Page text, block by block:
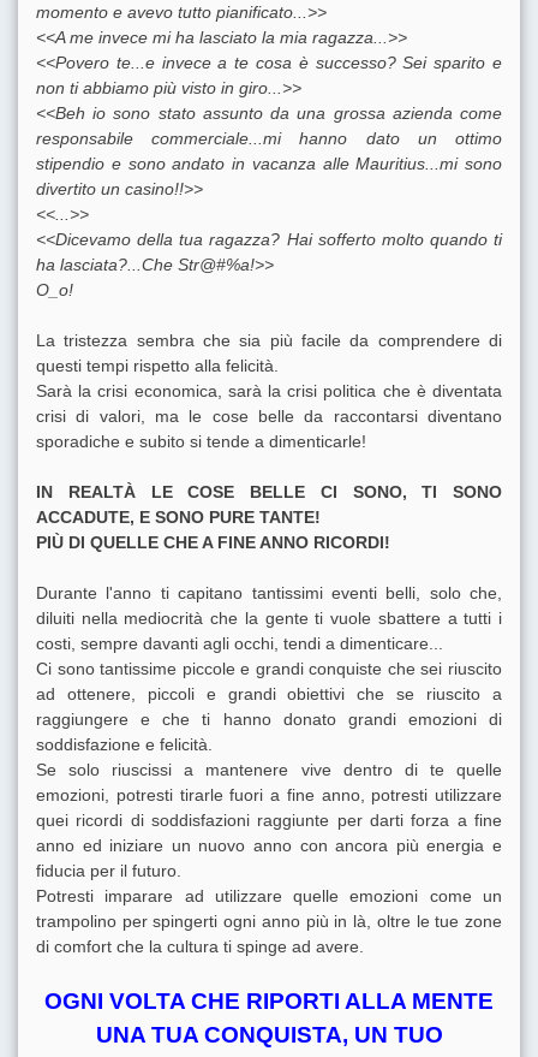
momento e avevo tutto pianificato...>>
<<A me invece mi ha lasciato la mia ragazza...>>
<<Povero te...einvece a te cosa è successo? Sei sparito e
non ti abbiamo più visto in giro...>>
<<Beh io sono stato assunto da una grossa azienda come
responsabilecommerciale...mihanno dato un ottimo
stipendio e sono andato in vacanza alleMauritius...misono
divertito un casino!!>>
<<...>>
<<Dicevamo della tua ragazza? Hai sofferto molto quando ti
ha lasciata?...Che Str@#%a!>>
O_o!
La tristezza sembra che sia più facile da comprendere di
questi tempi rispetto alla felicità.
Sarà la crisi economica, sarà la crisi politica che è diventata
crisi di valori, ma le cose belle da raccontarsi diventano
sporadiche e subito si tende a dimenticarle!
IN REALTÀ LE COSE BELLE CI SONO, TI SONO
ACCADUTE, E SONO PURE TANTE!
PIÙ DI QUELLE CHE A FINE ANNO RICORDI!
Durante l'anno ti capitano tantissimi eventi belli, solo che,
diluiti nella mediocrità che la gente ti vuole sbattere a tutti i
costi, sempre davanti agli occhi, tendi a dimenticare...
Ci sono tantissime piccole e grandi conquiste che sei riuscito
ad ottenere, piccoli e grandi obiettivi che se riuscito a
raggiungere e che ti hanno donato grandi emozioni di
soddisfazione e felicità.
Se solo riuscissi a mantenere vive dentro di te quelle
emozioni, potresti tirarle fuori a fine anno, potresti utilizzare
quei ricordi di soddisfazioni raggiunte per darti forza a fine
anno ed iniziare un nuovo anno con ancora più energia e
fiducia per il futuro.
Potresti imparare ad utilizzare quelle emozioni come un
trampolino per spingerti ogni anno più in là, oltre le tue zone
di comfort che la cultura ti spinge ad avere.
OGNI VOLTA CHE RIPORTI ALLA MENTE
UNA TUA CONQUISTA, UN TUO